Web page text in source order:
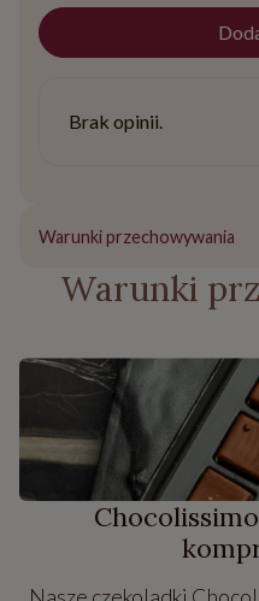
Brak opinii.
Warunki przechowywania
Warunki